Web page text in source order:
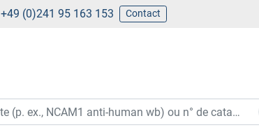
+49 (0)241 95 163 153 Contact